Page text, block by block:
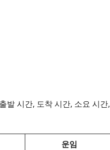
발 시간, 도착 시간, 소요 시간,
운임